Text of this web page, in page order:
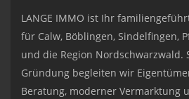
LANGE IMMO ist Ihr
für Calw, Böblingen, Sindelfingen,
und die Region Nordschwarzwald.
Gründung begleiten wir
Beratung, moderner Vermarktung